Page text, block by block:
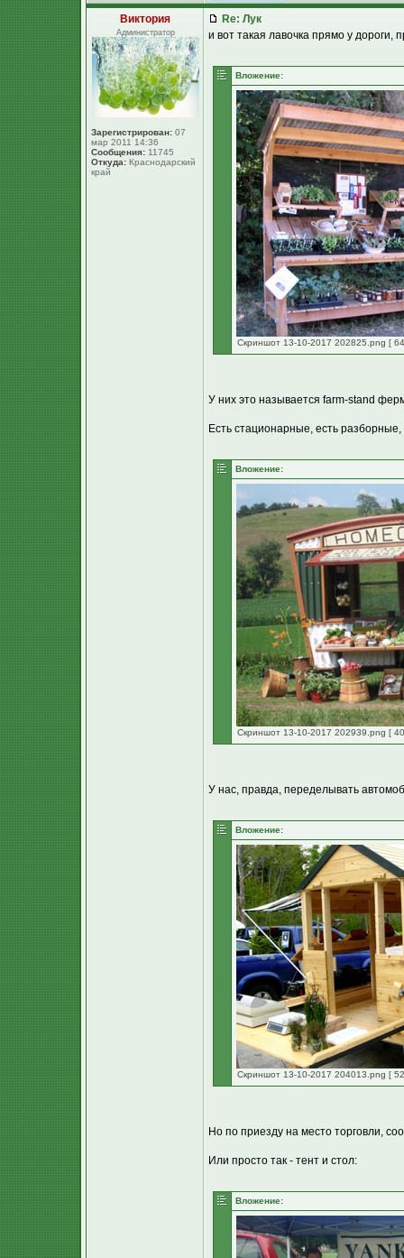
Виктория
Администратор
Зарегистрирован: 07
мар 2011 14:36
Сообщения: 11745
Откуда: Краснодарский
край
Re: Лук
и вот такая лавочка прямо у дороги,
Вложение:
Скриншот 13-10-2017 202825.png [
У них это называется farm-stand
Есть стационарные, есть
Вложение:
Скриншот 13-10-2017 202939.png [
У нас, правда, переделывать
Вложение:
Скриншот 13-10-2017 204013.png [
Но по приезду на место торговли,
Или просто так - тент и стол:
Вложение: